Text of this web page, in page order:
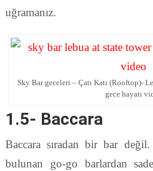
uğramanız.
Sky Bar geceleri – Çatı Katı (Rooftop)-
gece hayatı
1.5- Baccara
Baccara sıradan bir bar
bulunan go-go barlardan